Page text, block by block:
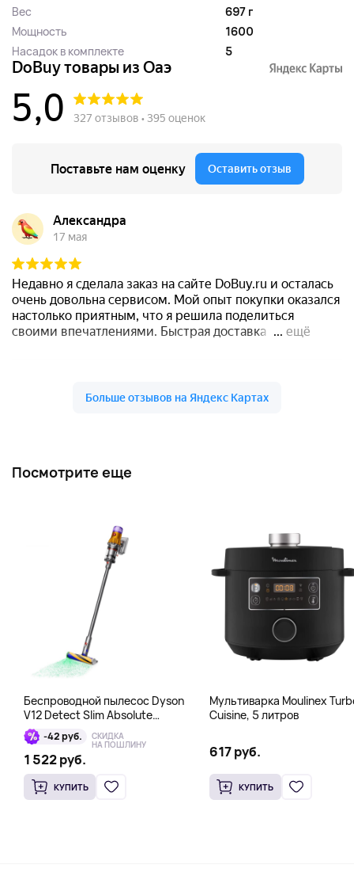
Вес
697 г
Мощность
1600
Насадок в комплекте
5
Посмотрите еще
Беспроводной пылесос Dyson
V12 Detect Slim Absolute
Yellow/Nickel, серый
-42 руб. СКИДКА
НА ПОШЛИНУ
1 522 руб.
КУПИТЬ
Мультиварка Moulinex
Cuisine, 5 литров
617 руб.
КУПИТЬ